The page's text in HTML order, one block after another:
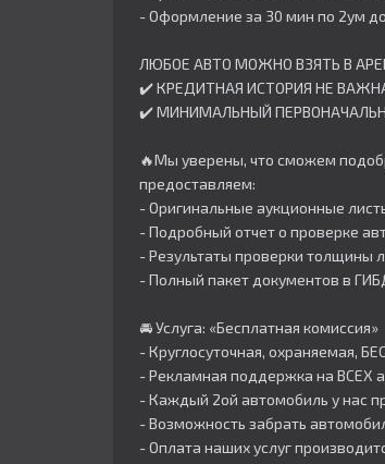
- Оформление за 30 мин по 2ум
ЛЮБОЕ АВТО МОЖНО ВЗЯТЬ В
✔️ КРЕДИТНАЯ ИСТОРИЯ НЕ
✔️ МИНИМАЛЬНЫЙ
🔥Мы уверены, что сможем
предоставляем:
- Оригинальные аукционные
- Подробный отчет о проверке
- Результаты проверки толщины
- Полный пакет документов в
🚘 Услуга: «Бесплатная комиссия»
- Круглосуточная, охраняемая,
- Рекламная поддержка на ВСЕХ
- Каждый 2ой автомобиль у нас
- Возможность забрать
- Оплата наших услуг